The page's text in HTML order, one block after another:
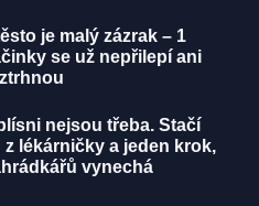
je malý zázrak – 1
se už nepřilepí ani
nejsou třeba. Stačí
lékárničky a jeden krok,
vynechá